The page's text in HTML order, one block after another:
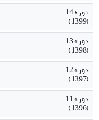
دوره 14
(1399)
دوره 13
(1398)
دوره 12
(1397)
دوره 11
(1396)